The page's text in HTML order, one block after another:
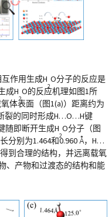
作用生成H
2
O分子的反应是
成H
2
O的反应机理如图1所
体表面（图1(a)）距离约为
裂的同时形成H…O…H键
随即断开生成H
2
O分子（图
分别为1.464和0.960 Å，H…
到合理的结构，并远离载氧
、产物和过渡态的结构和能